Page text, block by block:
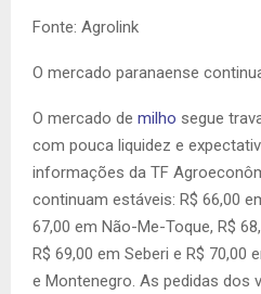
Fonte: Agrolink
O mercado paranaense
O mercado de milho segue
com pouca liquidez e
informações da TF
continuam estáveis: R$ 66,00
67,00 em Não-Me-Toque, R$
R$ 69,00 em Seberi e R$ 70,00
e Montenegro. As pedidas dos